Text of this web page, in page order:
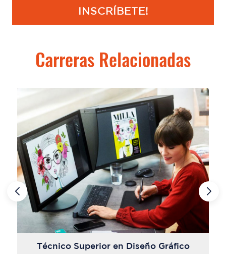
INSCRÍBETE!
Carreras Relacionadas
Técnico Superior en Diseño Gráfico